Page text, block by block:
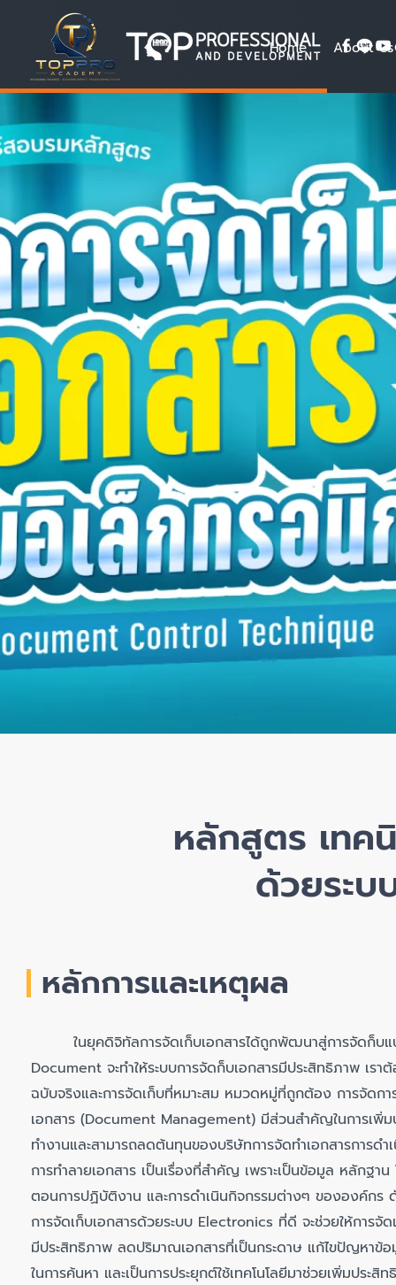
Home About Us
หลักสูตร เทค
ด้วยระบ
หลักการและเหตุผล
ในยุคดิจิทัลการจัดเก็บเอกสารได้ถูกพัฒนาสู่การจัดก็บ
Document จะทำให้ระบบการจัดก็บเอกสารมีประสิทธิภาพ เราต้
ฉบับจริงและการจัดเก็บที่หมาะสม หมวดหมู่ที่ถูกต้อง การจัดกา
เอกสาร (Document Management) มีส่วนสำคัญในการเพิ่ม
ทำงานและสามารถลดต้นทุนของบริษัทการจัดทำเอกสารการดำ
การทำลายเอกสาร เป็นเรื่องที่สำคัญ เพราะเป็นข้อมูล หลักฐาน
ตอนการปฏิบัติงาน และการดำเนินกิจกรรมต่างๆ ขององค์กร
การจัดเก็บเอกสารด้วยระบบ Electronics ที่ดี จะช่วยให้การจั
มีประสิทธิภาพ ลดปริมาณเอกสารที่เป็นกระดาษ แก้ไขปัญหาข้
ในการค้นหา และเป็นการประยุกต์ใช้เทคโนโลยีมาช่วยเพิ่มประสิ